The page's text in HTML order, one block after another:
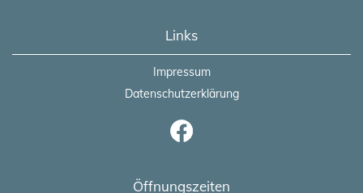
Links
Impressum
Datenschutzerklärung
Öffnungszeiten